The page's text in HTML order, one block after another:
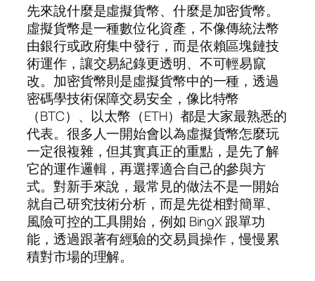
先來說什麼是虛擬貨幣、什麼是加密貨幣。
虛擬貨幣是一種數位化資產，不像傳統法幣
由銀行或政府集中發行，而是依賴區塊鏈技
術運作，讓交易紀錄更透明、不可輕易竄
改。加密貨幣則是虛擬貨幣中的一種，透過
密碼學技術保障交易安全，像比特幣
（BTC）、以太幣（ETH）都是大家最熟悉的
代表。很多人一開始會以為虛擬貨幣怎麼玩
一定很複雜，但其實真正的重點，是先了解
它的運作邏輯，再選擇適合自己的參與方
式。對新手來說，最常見的做法不是一開始
就自己研究技術分析，而是先從相對簡單、
風險可控的工具開始，例如 BingX 跟單功
能，透過跟著有經驗的交易員操作，慢慢累
積對市場的理解。